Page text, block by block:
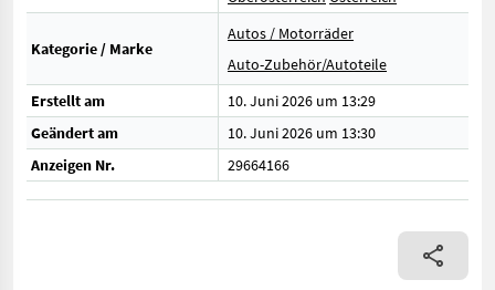
Kategorie / Marke
Autos / Motorräder
Auto-Zubehör/Autoteile
Erstellt am
10. Juni 2026 um 13:29
Geändert am
10. Juni 2026 um 13:30
Anzeigen Nr.
29664166